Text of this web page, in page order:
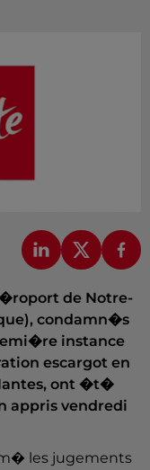
de Notre-
condamn�s
instance
escargot en
ont �t�
appris vendredi
les jugements